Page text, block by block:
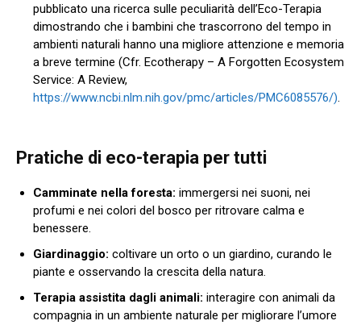
pubblicato una ricerca sulle peculiarità dell’Eco-Terapia
dimostrando che i bambini che trascorrono del tempo in
ambienti naturali hanno una migliore attenzione e memoria
a breve termine (Cfr. Ecotherapy – A Forgotten Ecosystem
Service: A Review,
https://www.ncbi.nlm.nih.gov/pmc/articles/PMC6085576/).
Pratiche di eco-terapia per tutti
Camminate nella foresta: immergersi nei suoni, nei
profumi e nei colori del bosco per ritrovare calma e
benessere.
Giardinaggio: coltivare un orto o un giardino, curando le
piante e osservando la crescita della natura.
Terapia assistita dagli animali: interagire con animali da
compagnia in un ambiente naturale per migliorare l’umore